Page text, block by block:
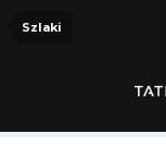
Szlaki